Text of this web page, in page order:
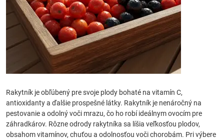
Rakytník je obľúbený pre svoje plody bohaté na vitamín C,
antioxidanty a ďalšie prospešné látky. Rakytník je nenáročný na
pestovanie a odolný voči mrazu, čo ho robí ideálnym ovocím pre
záhradkárov. Rôzne odrody rakytníka sa líšia veľkosťou plodov,
obsahom vitamínov, chuťou a odolnosťou voči chorobám. Pri výbere